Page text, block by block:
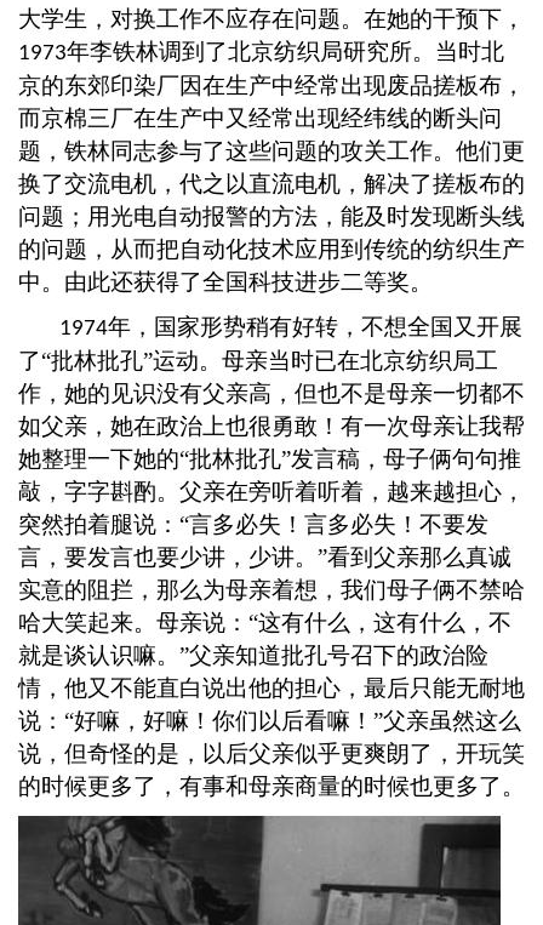
大学生，对换工作不应存在问题。在她的干预下，
1973年李铁林调到了北京纺织局研究所。当时北
京的东郊印染厂因在生产中经常出现废品搓板布，
而京棉三厂在生产中又经常出现经纬线的断头问
题，铁林同志参与了这些问题的攻关工作。他们更
换了交流电机，代之以直流电机，解决了搓板布的
问题；用光电自动报警的方法，能及时发现断头线
的问题，从而把自动化技术应用到传统的纺织生产
中。由此还获得了全国科技进步二等奖。
1974年，国家形势稍有好转，不想全国又开展
了“批林批孔”运动。母亲当时已在北京纺织局工
作，她的见识没有父亲高，但也不是母亲一切都不
如父亲，她在政治上也很勇敢！有一次母亲让我帮
她整理一下她的“批林批孔”发言稿，母子俩句句推
敲，字字斟酌。父亲在旁听着听着，越来越担心，
突然拍着腿说：“言多必失！言多必失！不要发
言，要发言也要少讲，少讲。”看到父亲那么真诚
实意的阻拦，那么为母亲着想，我们母子俩不禁哈
哈大笑起来。母亲说：“这有什么，这有什么，不
就是谈认识嘛。”父亲知道批孔号召下的政治险
情，他又不能直白说出他的担心，最后只能无耐地
说：“好嘛，好嘛！你们以后看嘛！”父亲虽然这么
说，但奇怪的是，以后父亲似乎更爽朗了，开玩笑
的时候更多了，有事和母亲商量的时候也更多了。